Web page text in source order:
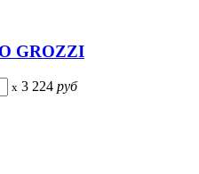
GROZZI
x 3 224 руб